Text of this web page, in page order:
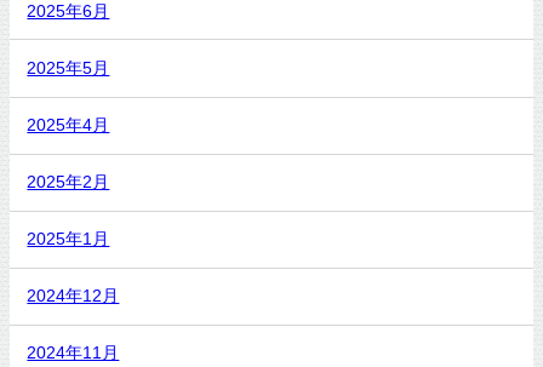
2025年6月
2025年5月
2025年4月
2025年2月
2025年1月
2024年12月
2024年11月